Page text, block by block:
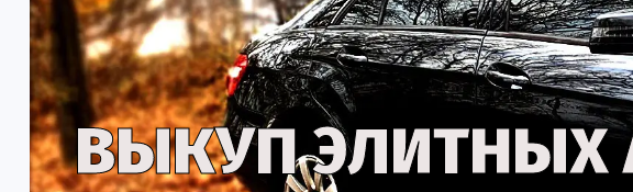
ВЫКУП ЭЛИТНЫХ